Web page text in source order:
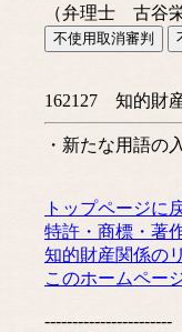
（弁理士 古谷栄
162127 知的財
・新たな用語
トップページに
特許・商標・著
知的財産関係の
このホームペー
-----------------------